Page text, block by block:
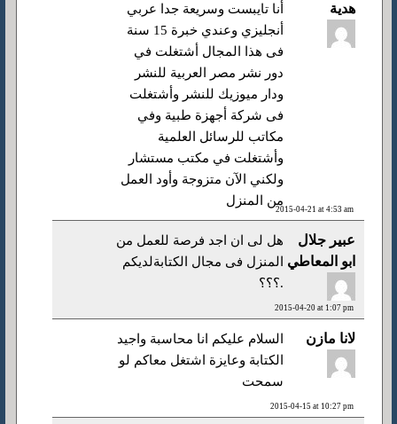
هدية
2015-04-21 at 4:53 am
أنا تايبست وسريعة جدا عربي
أنجليزي وعندي خبرة 15 سنة
فى هذا المجال أشتغلت في
دور نشر مصر العربية للنشر
ودار ميوزيك للنشر وأشتغلت
فى شركة أجهزة طبية وفي
مكاتب للرسائل العلمية
وأشتغلت في مكتب مستشار
ولكني اﻵن متزوجة وأود العمل
من المنزل
عبير جلال
ابو المعاطي
2015-04-20 at 1:07 pm
هل لى ان اجد فرصة للعمل من
المنزل فى مجال الكتابةلديكم
.؟؟؟
لانا مازن
2015-04-15 at 10:27 pm
السلام عليكم انا محاسبة واجيد
الكتابة وعايزة اشتغل معاكم لو
سمحت